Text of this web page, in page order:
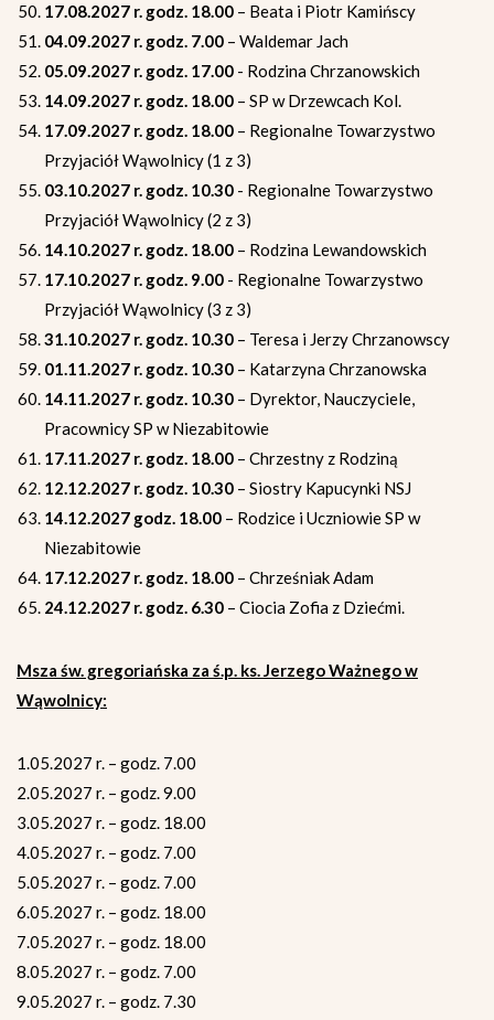
17.08.2027 r. godz. 18.00 – Beata i Piotr Kamińscy
04.09.2027 r. godz. 7.00 – Waldemar Jach
05.09.2027 r. godz. 17.00 - Rodzina Chrzanowskich
14.09.2027 r. godz. 18.00 – SP w Drzewcach Kol.
17.09.2027 r. godz. 18.00 – Regionalne Towarzystwo
Przyjaciół Wąwolnicy (1 z 3)
03.10.2027 r. godz. 10.30 - Regionalne Towarzystwo
Przyjaciół Wąwolnicy (2 z 3)
14.10.2027 r. godz. 18.00 – Rodzina Lewandowskich
17.10.2027 r. godz. 9.00 - Regionalne Towarzystwo
Przyjaciół Wąwolnicy (3 z 3)
31.10.2027 r. godz. 10.30 – Teresa i Jerzy Chrzanowscy
01.11.2027 r. godz. 10.30 – Katarzyna Chrzanowska
14.11.2027 r. godz. 10.30 – Dyrektor, Nauczyciele,
Pracownicy SP w Niezabitowie
17.11.2027 r. godz. 18.00 – Chrzestny z Rodziną
12.12.2027 r. godz. 10.30 – Siostry Kapucynki NSJ
14.12.2027 godz. 18.00 – Rodzice i Uczniowie SP w
Niezabitowie
17.12.2027 r. godz. 18.00 – Chrześniak Adam
24.12.2027 r. godz. 6.30 – Ciocia Zofia z Dziećmi.
Msza św. gregoriańska za ś.p. ks. Jerzego Ważnego w
Wąwolnicy:
1.05.2027 r. – godz. 7.00
2.05.2027 r. – godz. 9.00
3.05.2027 r. – godz. 18.00
4.05.2027 r. – godz. 7.00
5.05.2027 r. – godz. 7.00
6.05.2027 r. – godz. 18.00
7.05.2027 r. – godz. 18.00
8.05.2027 r. – godz. 7.00
9.05.2027 r. – godz. 7.30